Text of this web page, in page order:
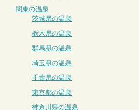
関東の温泉
茨城県の温泉
栃木県の温泉
群馬県の温泉
埼玉県の温泉
千葉県の温泉
東京都の温泉
神奈川県の温泉